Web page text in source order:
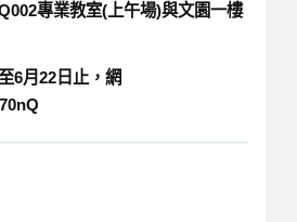
專業教室(上午場)與文園一樓
6月22日止，網